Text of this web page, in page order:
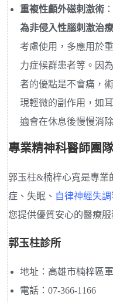
重複性顱外磁刺激術
為非侵入性腦刺激治療
考慮使用，多應用於
力症候群患者等。因
者的優點是不會痛，
現輕微的副作用，如
適會在休息後慢慢消除
專業精神科醫師團
郭玉柱&楠梓心寬是專業
症、失眠、 自律神經失調
您提供優質安心的醫療服
郭玉柱診所
地址：高雄市楠梓區
電話：07-366-1166